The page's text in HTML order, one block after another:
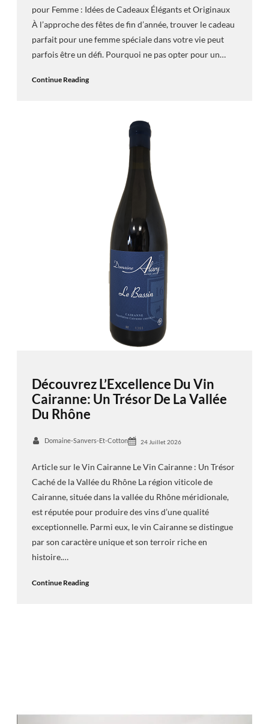
pour Femme : Idées de Cadeaux Élégants et Originaux
À l’approche des fêtes de fin d’année, trouver le cadeau
parfait pour une femme spéciale dans votre vie peut
parfois être un défi. Pourquoi ne pas opter pour un…
Continue Reading
Découvrez L’Excellence Du Vin
Cairanne: Un Trésor De La Vallée
Du Rhône
Domaine-Sanvers-Et-Cotton 24 Juillet 2026
Article sur le Vin Cairanne Le Vin Cairanne : Un Trésor
Caché de la Vallée du Rhône La région viticole de
Cairanne, située dans la vallée du Rhône méridionale,
est réputée pour produire des vins d’une qualité
exceptionnelle. Parmi eux, le vin Cairanne se distingue
par son caractère unique et son terroir riche en
histoire.…
Continue Reading